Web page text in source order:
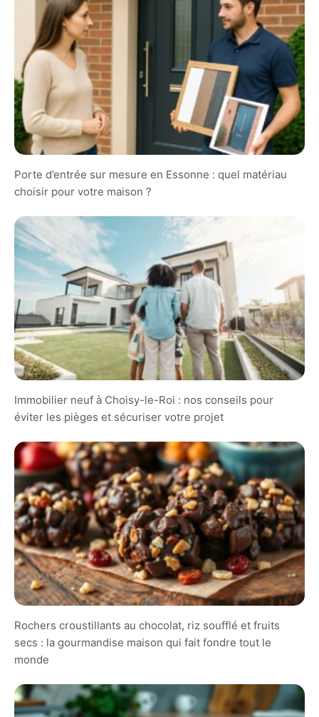
Porte d’entrée sur mesure en Essonne : quel matériau
choisir pour votre maison ?
Immobilier neuf à Choisy-le-Roi : nos conseils pour
éviter les pièges et sécuriser votre projet
Rochers croustillants au chocolat, riz soufflé et fruits
secs : la gourmandise maison qui fait fondre tout le
monde